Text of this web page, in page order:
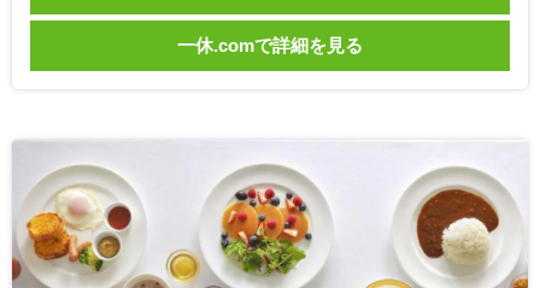
一休.comで詳細を見る